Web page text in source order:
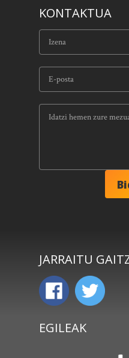
KONTAKTUA
JARRAITU
EGILEAK